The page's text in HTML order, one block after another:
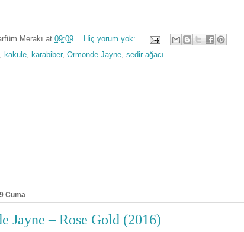
Merakı at 09:09
Hiç yorum yok:
, kakule, karabiber, Ormonde Jayne, sedir ağacı
Cuma
Jayne – Rose Gold (2016)